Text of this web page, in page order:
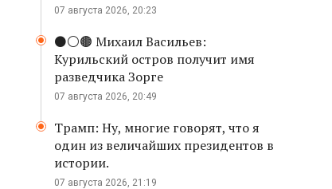
07 августа 2026, 20:23
⚫️⚪️🟤 Михаил Васильев:
Курильский остров получит имя
разведчика Зорге
07 августа 2026, 20:49
Трамп: Ну, многие говорят, что я
один из величайших президентов в
истории.
07 августа 2026, 21:19